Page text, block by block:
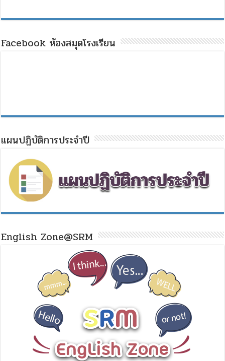
Facebook ห้องสมุดโรงเรียน
แผนปฏิบัติการประจำปี
English Zone@SRM